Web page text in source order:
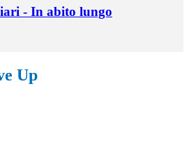
- In abito lungo
Up